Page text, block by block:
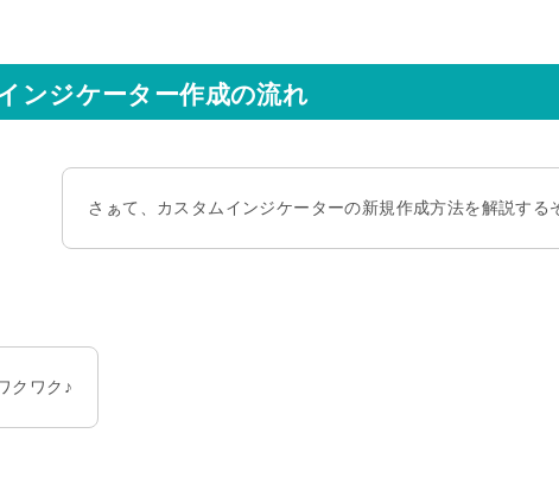
ンジケーター作成の流れ
さぁて、カスタムインジケーターの新規作成方法を解説する
クワク♪